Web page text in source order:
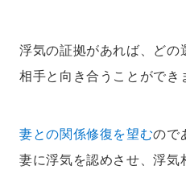
浮気の証拠があれば、どの
相手と向き合うことができ
妻との関係修復を望むので
妻に浮気を認めさせ、浮気